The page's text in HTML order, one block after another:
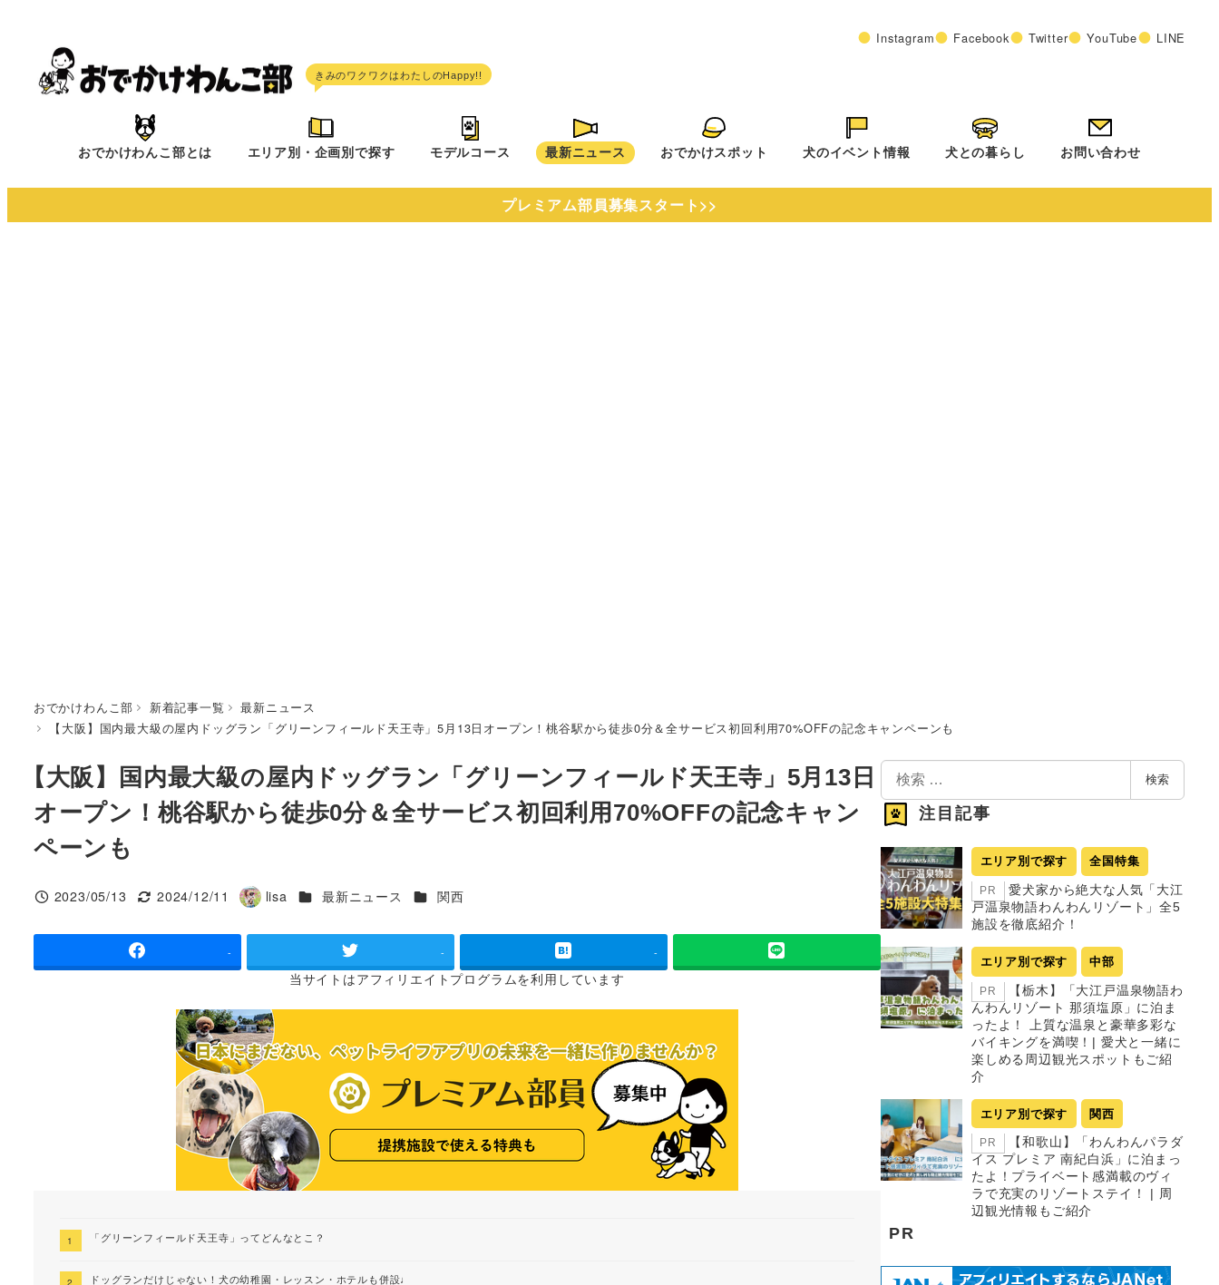
へ
Instagram Facebook Twitter YouTube LINE
おでかけわんこ部とは エリア別・企画別で探す モデルコース 最新ニュース おでかけスポット 犬のイベント情報 犬との暮らし お問い合わせ
プレミアム部員募集スタート>>
おでかけわんこ部 新着記事一覧
最新ニュース
【大阪】国内最大級の屋内ドッグラン「グリーンフィールド天王寺」5月13日オープン！桃谷駅から徒歩0分＆全サービス初回利用70%OFFの記念キャンペーンも
【大阪】国内最大級の屋内ドッグラン「グリーンフィールド天王寺」5月13日
オープン！桃谷駅から徒歩0分＆全サービス初回利用70%OFFの記念キャン
ペーンも
投稿日
2023/05/13
更新日
2024/12/11
著
lisa カテゴリー
最新ニュース カテゴリー
関西
- - -
当サイトはアフィリエイトプログラムを利用しています
「グリーンフィールド天王寺」ってどんなとこ？
ドッグランだけじゃない！犬の幼稚園・レッスン・ホテルも併設♩
検
索
検索
注目記事
エリア別で探す 全国特集
PR
愛犬家から絶大な人気「大江
戸温泉物語わんわんリゾート」全5
施設を徹底紹介！
エリア別で探す 中部
PR
【栃木】「大江戸温泉物語わ
んわんリゾート 那須塩原」に泊ま
ったよ！ 上質な温泉と豪華多彩な
バイキングを満喫！| 愛犬と一緒に
楽しめる周辺観光スポットもご紹
介
エリア別で探す 関西
PR
【和歌山】「わんわんパラダ
イス プレミア 南紀白浜」に泊まっ
たよ！プライベート感満載のヴィ
ラで充実のリゾートステイ！ | 周
辺観光情報もご紹介
PR